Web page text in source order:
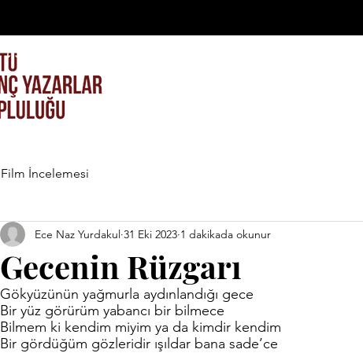
Film İncelemesi
Gecenin Rüzgarı
Ece Naz Yurdakul 31 Eki 2023 1 dakikada okunur
Gökyüzünün yağmurla aydınlandığı gece
Bir yüz görürüm yabancı bir bilmece
Bilmem ki kendim miyim ya da kimdir kendim
Bir gördüğüm gözleridir ışıldar bana sade’ce